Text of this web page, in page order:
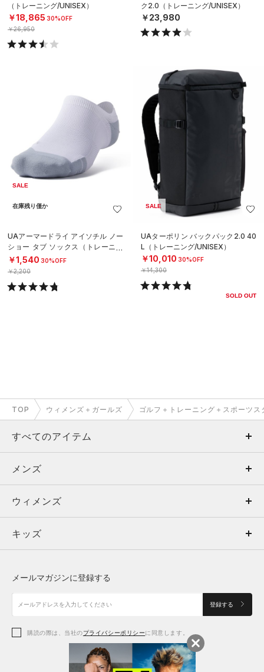
（トレーニング/UNISEX）
￥18,865 30%OFF
￥26,950
ク2.0（トレーニング/UNISEX）
￥23,980
SALE
在庫残り僅か
UAアーマードライ アイソチル ノー
ショー タブ ソックス（トレーニン
グ/UNISEX）
￥1,540 30%OFF
￥2,200
SALE
UAターポリン バックパック2.0 40
L（トレーニング/UNISEX）
￥10,010 30%OFF
￥14,300
SOLD OUT
TOP ウィメンズ＋ガールズ ゴルフ＋トレーニング＋スポーツス
すべてのアイテム
メンズ
ウィメンズ
キッズ
アクセサリー
メンズ
トップス
ボトムス
アクセサリー
ウィメンズ
トップス
シューズ
アクセサリー
キッズ
シューズ
メールマガジンに登録する
登録する
購読の際は、当社のプライバシーポリシーに同意します。